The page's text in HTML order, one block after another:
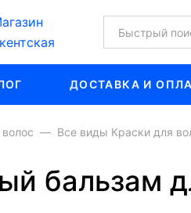
ДОСТАВКА И
Все виды Краски для
бальзам